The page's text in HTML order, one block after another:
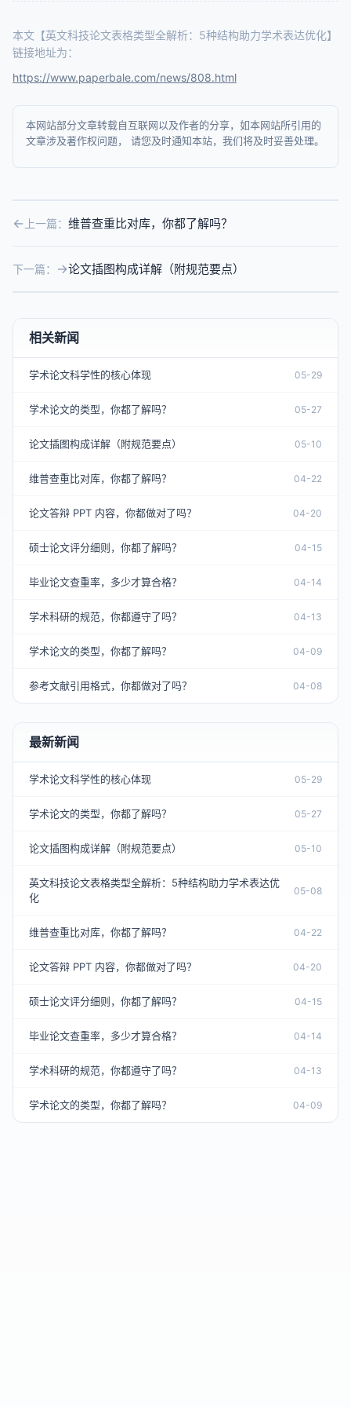
本文【英文科技论文表格类型全解析：5种结构助力学术表达优化】
链接地址为：
https://www.paperbale.com/news/808.html
本网站部分文章转载自互联网以及作者的分享，如本网站所引用的
文章涉及著作权问题， 请您及时通知本站，我们将及时妥善处理。
上一篇： 维普查重比对库，你都了解吗？
下一篇： 论文插图构成详解（附规范要点）
相关新闻
学术论文科学性的核心体现 05-29
学术论文的类型，你都了解吗？ 05-27
论文插图构成详解（附规范要点） 05-10
维普查重比对库，你都了解吗？ 04-22
论文答辩 PPT 内容，你都做对了吗？ 04-20
硕士论文评分细则，你都了解吗？ 04-15
毕业论文查重率，多少才算合格？ 04-14
学术科研的规范，你都遵守了吗？ 04-13
学术论文的类型，你都了解吗？ 04-09
参考文献引用格式，你都做对了吗？ 04-08
最新新闻
学术论文科学性的核心体现 05-29
学术论文的类型，你都了解吗？ 05-27
论文插图构成详解（附规范要点） 05-10
英文科技论文表格类型全解析：5种结构助力学术表达优
化
05-08
维普查重比对库，你都了解吗？ 04-22
论文答辩 PPT 内容，你都做对了吗？ 04-20
硕士论文评分细则，你都了解吗？ 04-15
毕业论文查重率，多少才算合格？ 04-14
学术科研的规范，你都遵守了吗？ 04-13
学术论文的类型，你都了解吗？ 04-09